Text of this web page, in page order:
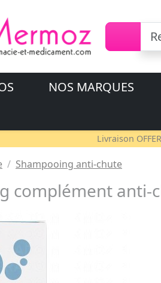
NOS MARQUES
Livraison
Shampooing anti-chute
complément